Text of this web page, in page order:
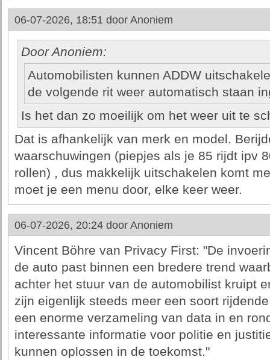
06-07-2026, 18:51 door Anoniem
Door Anoniem:
Automobilisten kunnen ADDW
de volgende rit weer automatisch staan
Is het dan zo moeilijk om het weer uit te
Dat is afhankelijk van merk en model.
waarschuwingen (piepjes als je 85 rijdt ipv
rollen) , dus makkelijk uitschakelen komt
moet je een menu door, elke keer weer.
06-07-2026, 20:24 door Anoniem
Vincent Böhre van Privacy First: "De
de auto past binnen een bredere trend
achter het stuur van de automobilist kruipt
zijn eigenlijk steeds meer een soort
een enorme verzameling van data in en
interessante informatie voor politie en
kunnen oplossen in de toekomst."